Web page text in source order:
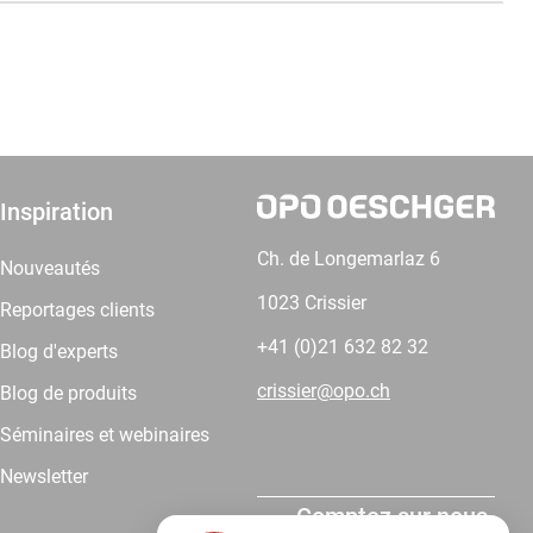
Inspiration
Nouveautés
Reportages clients
Blog d'experts
Blog de produits
Séminaires et webinaires
Newsletter
Ch. de Longemarlaz 6
1023 Crissier
+41 (0)21 632 82 32
crissier@opo.ch
Comptez sur nous.